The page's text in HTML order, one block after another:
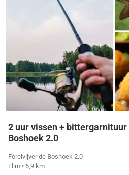
2 uur vissen +
Boshoek 2.0
Forelvijver de Boshoek 2.0
Elim • 6,9 km